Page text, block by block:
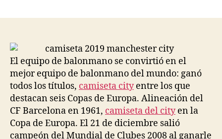
El equipo de balonmano se convirtió en el
mejor equipo de balonmano del mundo: ganó
todos los títulos, camiseta cityentre los que
destacan seis Copas de Europa. Alineación del
CF Barcelona en 1961, camiseta del cityen la
Copa de Europa. El 21 de diciembre salió
campeón del Mundial de Clubes 2008 al ganarle